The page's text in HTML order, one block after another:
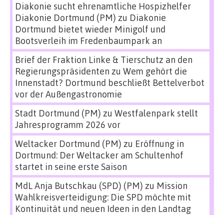
Diakonie sucht ehrenamtliche Hospizhelfer
Diakonie Dortmund (PM) zu Diakonie
Dortmund bietet wieder Minigolf und
Bootsverleih im Fredenbaumpark an
Brief der Fraktion Linke & Tierschutz an den
Regierungspräsidenten zu Wem gehört die
Innenstadt? Dortmund beschließt Bettelverbot
vor der Außengastronomie
Stadt Dortmund (PM) zu Westfalenpark stellt
Jahresprogramm 2026 vor
Weltacker Dortmund (PM) zu Eröffnung in
Dortmund: Der Weltacker am Schultenhof
startet in seine erste Saison
MdL Anja Butschkau (SPD) (PM) zu Mission
Wahlkreisverteidigung: Die SPD möchte mit
Kontinuität und neuen Ideen in den Landtag